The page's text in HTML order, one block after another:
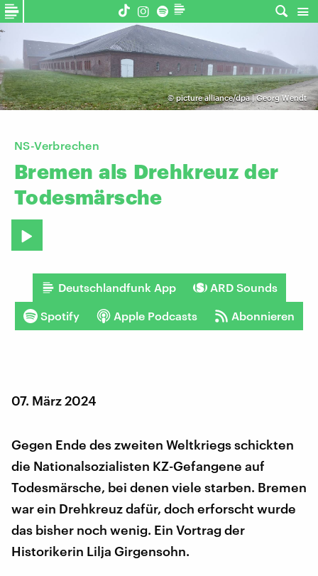
©picture alliance/dpa | Georg Wendt
NS-Verbrechen
Bremen als Drehkreuz der
Todesmärsche
Deutschlandfunk App ARD Sounds
Spotify Apple Podcasts Abonnieren
07. März 2024
Gegen Ende des zweiten Weltkriegs schickten
die Nationalsozialisten KZ-Gefangene auf
Todesmärsche, bei denen viele starben. Bremen
war ein Drehkreuz dafür, doch erforscht wurde
das bisher noch wenig. Ein Vortrag der
Historikerin Lilja Girgensohn.